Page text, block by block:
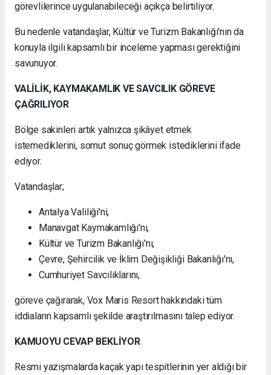
görevlilerince uygulanabileceği açıkça belirtiliyor.
Bu nedenle vatandaşlar, Kültür ve Turizm Bakanlığı'nın da
konuyla ilgili kapsamlı bir inceleme yapması gerektiğini
savunuyor.
VALİLİK, KAYMAKAMLIK VE SAVCILIK GÖREVE
ÇAĞRILIYOR
Bölge sakinleri artık yalnızca şikâyet etmek
istemediklerini, somut sonuç görmek istediklerini ifade
ediyor.
Vatandaşlar;
Antalya Valiliği'ni,
Manavgat Kaymakamlığı'nı,
Kültür ve Turizm Bakanlığı'nı,
Çevre, Şehircilik ve İklim Değişikliği Bakanlığı'nı,
Cumhuriyet Savcılıklarını,
göreve çağırarak, Vox Maris Resort hakkındaki tüm
iddiaların kapsamlı şekilde araştırılmasını talep ediyor.
KAMUOYU CEVAP BEKLİYOR
Resmi yazışmalarda kaçak yapı tespitlerinin yer aldığı bir